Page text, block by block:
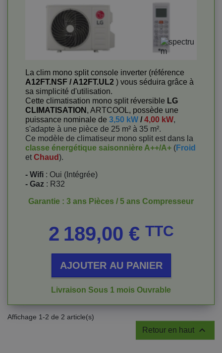
La clim mono split console inverter (référence
A12FT.NSF / A12FT.UL2 ) vous séduira grâce à
sa simplicité d'utilisation.
Cette climatisation mono split réversible LG
CLIMATISATION , ARTCOOL, possède une
puissance nominale de 3,50 kW /4,00 kW,
s'adapte à une pièce de 25 m² à 35 m².
Ce modèle de climatiseur mono split est dans la
classe énergétique saisonnière A++/A+ (Froid
et Chaud).
- Wifi : Oui (Intégrée)
- Gaz : R32
Garantie : 3 ans Pièces / 5 ans Compresseur
2 189,00 € TTC
AJOUTER AU PANIER
Livraison Sous 1 mois Ouvrable
Affichage 1-2 de 2 article(s)
Retour en haut 